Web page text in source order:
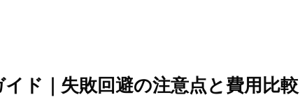
ド｜失敗回避の注意点と費用比